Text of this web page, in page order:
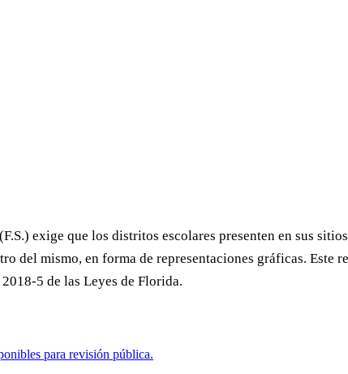
exige que los distritos escolares presenten en sus
del mismo, en forma de representaciones gráficas.
5 de las Leyes de Florida.
para revisión pública.